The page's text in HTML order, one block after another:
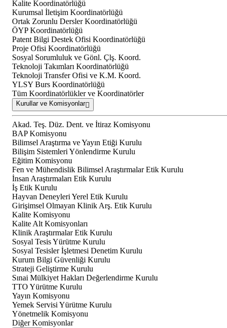
Kalite Koordinatörlüğü
Kurumsal İletişim Koordinatörlüğü
Ortak Zorunlu Dersler Koordinatörlüğü
ÖYP Koordinatörlüğü
Patent Bilgi Destek Ofisi Koordinatörlüğü
Proje Ofisi Koordinatörlüğü
Sosyal Sorumluluk ve Gönl. Çlş. Koord.
Teknoloji Takımları Koordinatörlüğü
Teknoloji Transfer Ofisi ve K.M. Koord.
YLSY Burs Koordinatörlüğü
Tüm Koordinatörlükler ve Koordinatörler
Kurullar ve Komisyonlar
Akad. Teş. Düz. Dent. ve İtiraz Komisyonu
BAP Komisyonu
Bilimsel Araştırma ve Yayın Etiği Kurulu
Bilişim Sistemleri Yönlendirme Kurulu
Eğitim Komisyonu
Fen ve Mühendislik Bilimsel Araştırmalar Etik Kurulu
İnsan Araştırmaları Etik Kurulu
İş Etik Kurulu
Hayvan Deneyleri Yerel Etik Kurulu
Girişimsel Olmayan Klinik Arş. Etik Kurulu
Kalite Komisyonu
Kalite Alt Komisyonları
Klinik Araştırmalar Etik Kurulu
Sosyal Tesis Yürütme Kurulu
Sosyal Tesisler İşletmesi Denetim Kurulu
Kurum Bilgi Güvenliği Kurulu
Strateji Geliştirme Kurulu
Sınai Mülkiyet Hakları Değerlendirme Kurulu
TTO Yürütme Kurulu
Yayın Komisyonu
Yemek Servisi Yürütme Kurulu
Yönetmelik Komisyonu
Diğer Komisyonlar